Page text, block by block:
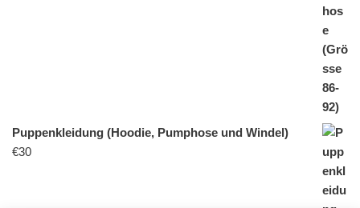
Puppenkleidung (Hoodie, Pumphose und Windel)
€30